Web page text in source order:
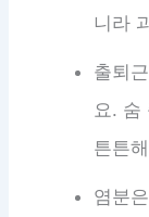
니라
출퇴
요. 숨
튼튼
염분